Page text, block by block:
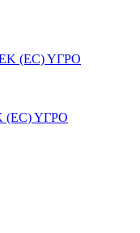
(EC) ΥΓΡΟ